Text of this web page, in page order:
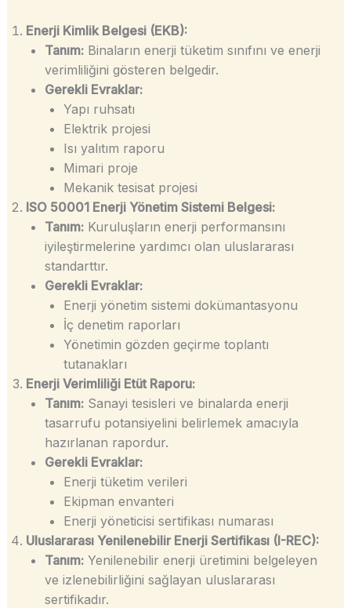
Enerji Kimlik Belgesi (EKB):
Tanım:Binaların enerji tüketim sınıfını ve enerji
verimliliğini gösteren belgedir.
Gerekli Evraklar:
Yapı ruhsatı
Elektrik projesi
Isı yalıtım raporu
Mimari proje
Mekanik tesisat projesi
ISO 50001 Enerji Yönetim Sistemi Belgesi:
Tanım:Kuruluşların enerji performansını
iyileştirmelerine yardımcı olan uluslararası
standarttır.
Gerekli Evraklar:
Enerji yönetim sistemi dokümantasyonu
İç denetim raporları
Yönetimin gözden geçirme toplantı
tutanakları
Enerji Verimliliği Etüt Raporu:
Tanım:Sanayi tesisleri ve binalarda enerji
tasarrufu potansiyelini belirlemek amacıyla
hazırlanan rapordur.
Gerekli Evraklar:
Enerji tüketim verileri
Ekipman envanteri
Enerji yöneticisi sertifikası numarası
Uluslararası Yenilenebilir Enerji Sertifikası (I-REC):
Tanım:Yenilenebilir enerji üretimini belgeleyen
ve izlenebilirliğini sağlayan uluslararası
sertifikadır.